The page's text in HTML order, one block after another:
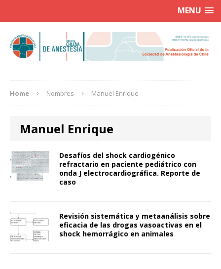
MENU
Home Nombres Manuel Enrique
Manuel Enrique
Desafíos del shock cardiogénico
refractario en paciente pediátrico con
onda J electrocardiográfica. Reporte de
caso
Revisión sistemática y metaanálisis sobre
eficacia de las drogas vasoactivas en el
shock hemorrágico en animales